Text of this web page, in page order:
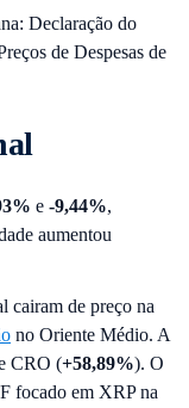
Declaração do
de Despesas de
e -9,44%,
aumentou
cairam de preço na
no Oriente Médio. A
CRO (+58,89%). O
focado em XRP na